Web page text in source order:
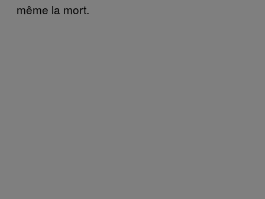
même la mort.